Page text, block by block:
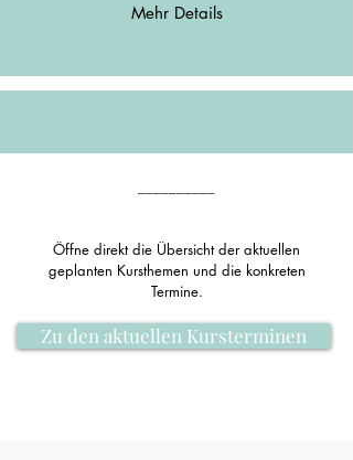
Mehr Details
Vegane
Weltreise –
Lateinamerika
Mehr Details
Öffne direkt die Übersicht der aktuellen
geplanten Kursthemen und die konkreten
Termine.
Zu den aktuellen Kursterminen